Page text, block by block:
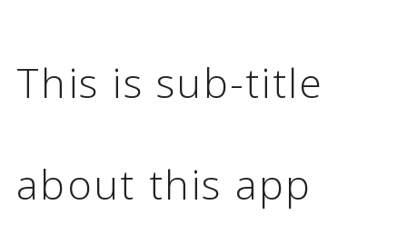
This is sub-title
about this app